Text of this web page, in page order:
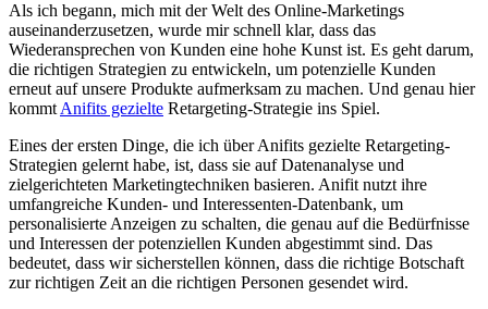
Als ich begann, mich mit der Welt des Online-Marketings
auseinanderzusetzen, wurde mir schnell klar,​ dass das
Wiederansprechen von Kunden eine hohe Kunst ist.‍ Es geht darum,
die richtigen Strategien zu entwickeln, um potenzielle Kunden
erneut auf unsere Produkte aufmerksam zu machen. Und‍ genau hier
kommt Anifits gezielte ⁢Retargeting-Strategie ins Spiel.
Eines der ‍ersten Dinge, die ⁢ich über Anifits gezielte Retargeting-
Strategien ‍gelernt habe, ist, dass⁢ sie auf Datenanalyse und
⁢zielgerichteten Marketingtechniken basieren. Anifit nutzt ihre
umfangreiche Kunden- und Interessenten-Datenbank, um
⁤personalisierte Anzeigen zu‍ schalten, die genau auf die ‌Bedürfnisse
und Interessen der potenziellen Kunden abgestimmt sind. Das
bedeutet, dass wir sicherstellen können, dass die richtige Botschaft‌
zur⁤ richtigen Zeit an die richtigen Personen gesendet wird.